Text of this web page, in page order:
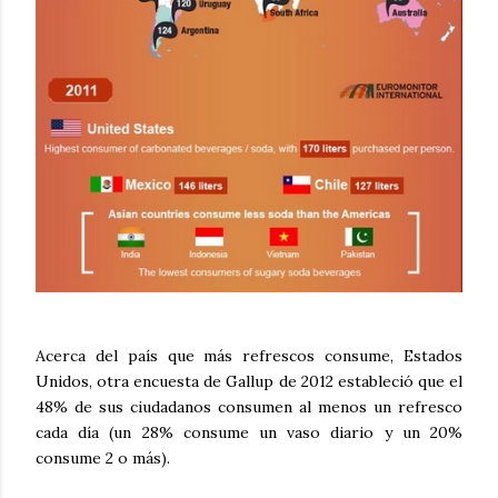
Acerca del país que más refrescos consume, Estados
Unidos, otra encuesta de Gallup de 2012 estableció que el
48% de sus ciudadanos consumen al menos un refresco
cada día (un 28% consume un vaso diario y un 20%
consume 2 o más).